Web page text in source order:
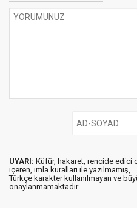
UYARI: Küfür, hakaret, rencide edici
içeren, imla kuralları ile yazılmamış,
Türkçe karakter kullanılmayan ve
onaylanmamaktadır.